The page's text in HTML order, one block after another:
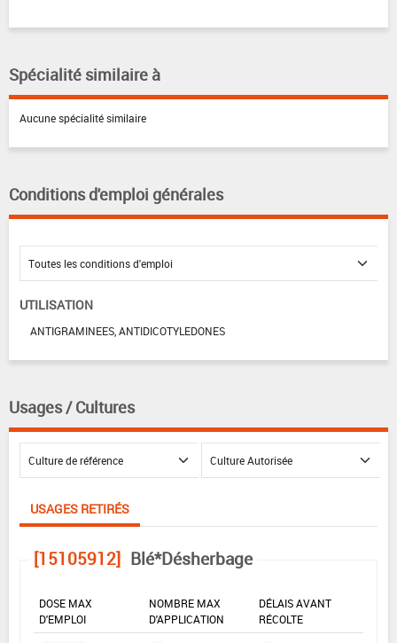
Spécialité similaire à
Aucune spécialité similaire
Conditions d'emploi générales
UTILISATION
ANTIGRAMINEES, ANTIDICOTYLEDONES
Usages / Cultures
USAGES RETIRÉS
[15105912] Blé*Désherbage
DOSE MAX
D'EMPLOI
NOMBRE MAX
D'APPLICATION
DÉLAIS AVANT
RÉCOLTE